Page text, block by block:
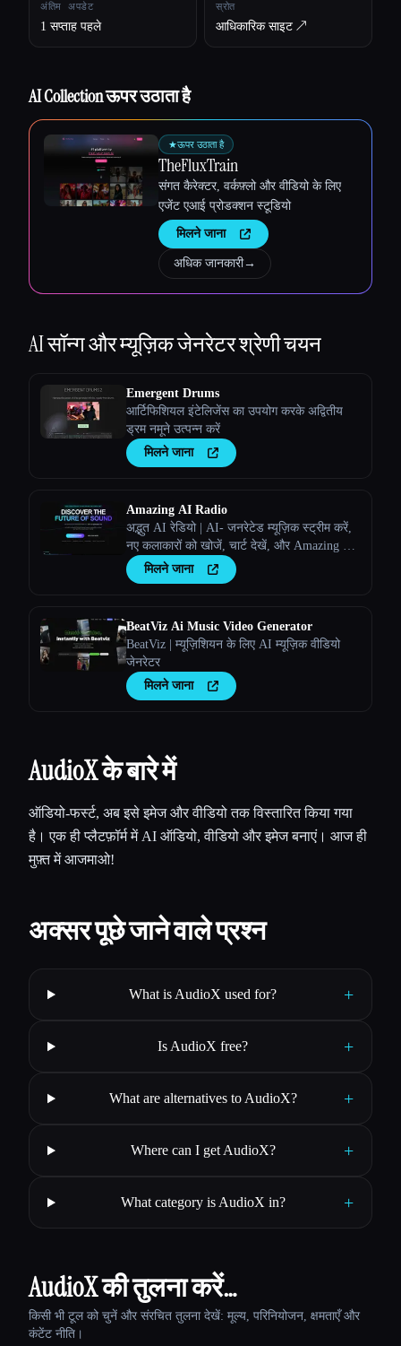
Esc
अंतिम अपडेट
1 सप्ताह पहले
स्रोत
आधिकारिक साइट ↗︎
AI Collection ऊपर उठाता है
★ऊपर उठाता है
TheFluxTrain
संगत कैरेक्टर, वर्कफ़्लो और वीडियो के लिए
एजेंट एआई प्रोडक्शन स्टूडियो
मिलने जाना
अधिक जानकारी→
AI सॉन्ग और म्यूज़िक जेनरेटरश्रेणी चयन
Emergent Drums
आर्टिफिशियल इंटेलिजेंस का उपयोग करके अद्वितीय
ड्रम नमूने उत्पन्न करें
मिलने जाना
Amazing AI Radio
अद्भुत AI रेडियो | AI- जनरेटेड म्यूज़िक स्ट्रीम करें,
नए कलाकारों को खोजें, चार्ट देखें, और Amazing AI
रेडियो पर अपने खुद के ट्रैक अपलोड करें।
मिलने जाना
BeatViz Ai Music Video Generator
BeatViz | म्यूज़िशियन के लिए AI म्यूज़िक वीडियो
जेनरेटर
मिलने जाना
AudioX के बारे में
ऑडियो-फर्स्ट, अब इसे इमेज और वीडियो तक विस्तारित किया गया
है। एक ही प्लैटफ़ॉर्म में AI ऑडियो, वीडियो और इमेज बनाएं। आज ही
मुफ़्त में आजमाओ!
अक्सर पूछे जाने वाले प्रश्न
What is AudioX used for? +
Is AudioX free? +
What are alternatives to AudioX? +
Where can I get AudioX? +
What category is AudioX in? +
AudioX की तुलना करें…
किसी भी टूल को चुनें और संरचित तुलना देखें: मूल्य, परिनियोजन, क्षमताएँ और
कंटेंट नीति।